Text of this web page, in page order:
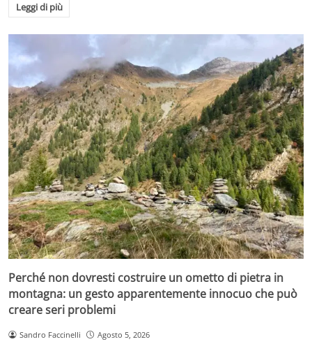
Leggi di più
Perché non dovresti costruire un ometto di pietra in
montagna: un gesto apparentemente innocuo che può
creare seri problemi
Sandro Faccinelli Agosto 5, 2026